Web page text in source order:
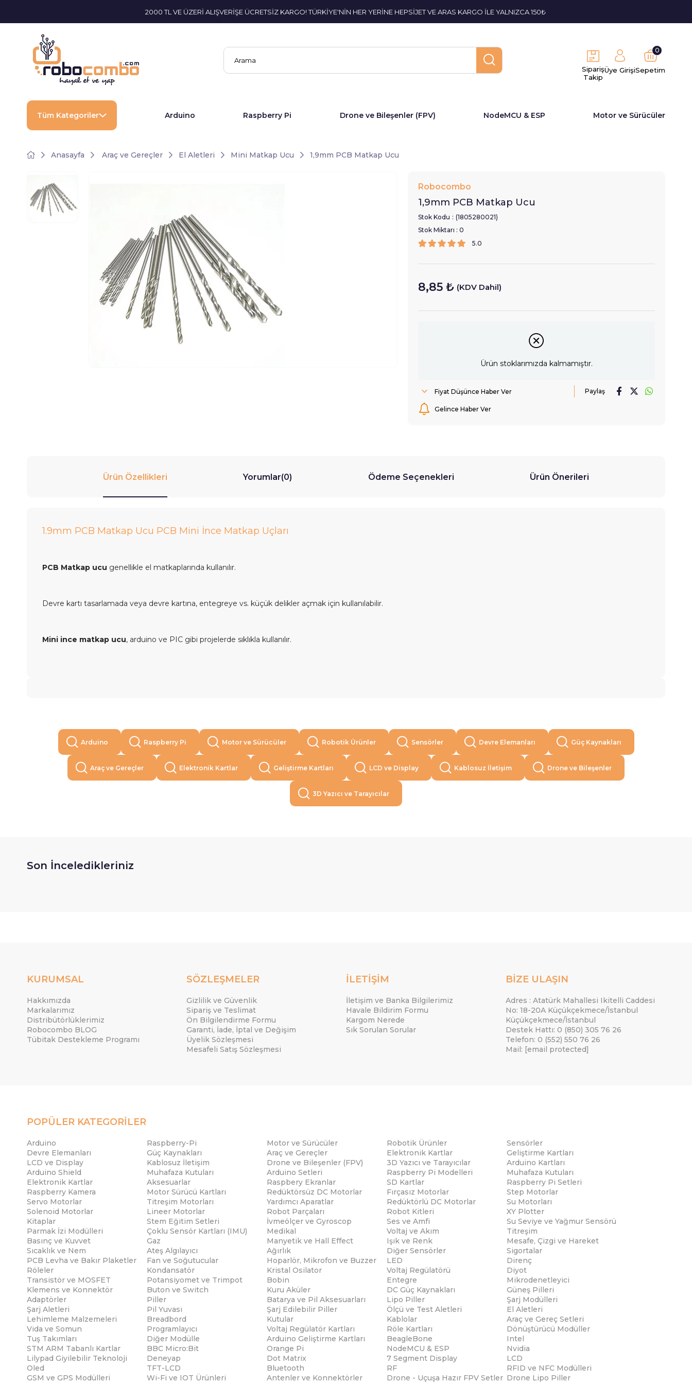
2000 TL VE ÜZERİ ALIŞVERİŞE ÜCRETSİZ KARGO! TÜRKİYE'NİN HER YERİNE HEPSİJET VE ARAS KARGO İLE YALNIZCA 150₺
Sipariş
Takip
Üye GirişiSepetim
0
Tüm Kategoriler Arduino Raspberry Pi Drone ve Bileşenler (FPV) NodeMCU & ESP Motor ve Sürücüler
Anasayfa Araç ve Gereçler El Aletleri Mini Matkap Ucu 1,9mm PCB Matkap Ucu
Robocombo
1,9mm PCB Matkap Ucu
Stok Kodu
(1805280021)
Stok Miktarı : 0
5.0
8,85 ₺ (KDV Dahil)
Ürün stoklarımızda kalmamıştır.
Fiyat Düşünce Haber Ver
Gelince Haber Ver
Paylaş
Ürün Özellikleri Yorumlar(0) Ödeme Seçenekleri Ürün Önerileri
1.9mm PCB Matkap Ucu PCB Mini İnce Matkap Uçları
PCB Matkap ucu genellikle el matkaplarında kullanılır.
Devre kartı tasarlamada veya devre kartına, entegreye vs. küçük delikler açmak için kullanılabilir.
Mini ince matkap ucu, arduino ve PIC gibi projelerde sıklıkla kullanılır.
Arduino Raspberry Pi Motor ve Sürücüler Robotik Ürünler Sensörler Devre Elemanları Güç Kaynakları
Araç ve Gereçler Elektronik Kartlar Geliştirme Kartları LCD ve Display Kablosuz İletişim Drone ve Bileşenler
3D Yazıcı ve Tarayıcılar
Son İnceledikleriniz
KURUMSAL
Hakkımızda
Markalarımız
Distribütörlüklerimiz
Robocombo BLOG
Tübitak Destekleme Programı
SÖZLEŞMELER
Gizlilik ve Güvenlik
Sipariş ve Teslimat
Ön Bilgilendirme Formu
Garanti, İade, İptal ve Değişim
Üyelik Sözleşmesi
Mesafeli Satış Sözleşmesi
İLETİŞİM
İletişim ve Banka Bilgilerimiz
Havale Bildirim Formu
Kargom Nerede
Sık Sorulan Sorular
BİZE ULAŞIN
Adres : Atatürk Mahallesi Ikitelli Caddesi
No: 18-20A Küçükçekmece/İstanbul
Küçükçekmece/İstanbul
Destek Hattı: 0 (850) 305 76 26
Telefon: 0 (552) 550 76 26
Mail: [email protected]
POPÜLER KATEGORİLER
Arduino Raspberry-Pi Motor ve Sürücüler Robotik Ürünler
Sensörler
Devre Elemanları
Güç Kaynakları Araç ve Gereçler Elektronik Kartlar
Geliştirme Kartları
LCD ve Display
Kablosuz İletişim Drone ve Bileşenler (FPV) 3D Yazıcı ve Tarayıcılar
Arduino Kartları
Arduino Shield
Muhafaza Kutuları Arduino Setleri Raspberry Pi Modelleri
Muhafaza Kutuları
Elektronik Kartlar
Aksesuarlar Raspbery Ekranlar SD Kartlar
Raspberry Pi Setleri
Raspberry Kamera
Motor Sürücü Kartları Redüktörsüz DC Motorlar Fırçasız Motorlar
Step Motorlar
Servo Motorlar
Titreşim Motorları Yardımcı Aparatlar Redüktörlü DC Motorlar
Su Motorları
Solenoid Motorlar
Lineer Motorlar Robot Parçaları Robot Kitleri
XY Plotter
Kitaplar
Stem Eğitim Setleri İvmeölçer ve Gyroscop Ses ve Amfi
Su Seviye ve Yağmur Sensörü
Parmak İzi Modülleri
Çoklu Sensör Kartları (IMU) Medikal Voltaj ve Akım
Titreşim
Basınç ve Kuvvet
Gaz Manyetik ve Hall Effect Işık ve Renk
Mesafe, Çizgi ve Hareket
Sıcaklık ve Nem
Ateş Algılayıcı Ağırlık Diğer Sensörler
Sigortalar
PCB Levha ve Bakır Plaketler
Fan ve Soğutucular Hoparlör, Mikrofon ve Buzzer LED
Direnç
Röleler
Kondansatör Kristal Osilator Voltaj Regülatörü
Diyot
Transistör ve MOSFET
Potansiyomet ve Trimpot Bobin Entegre
Mikrodenetleyici
Klemens ve Konnektör
Buton ve Switch Kuru Aküler DC Güç Kaynakları
Güneş Pilleri
Adaptörler
Piller Batarya ve Pil Aksesuarları Lipo Piller
Şarj Modülleri
Şarj Aletleri
Pil Yuvası Şarj Edilebilir Piller Ölçü ve Test Aletleri
El Aletleri
Lehimleme Malzemeleri
Breadbord Kutular Kablolar
Araç ve Gereç Setleri
Vida ve Somun
Programlayıcı Voltaj Regülatör Kartları Röle Kartları
Dönüştürücü Modüller
Tuş Takımları
Diğer Modülle Arduino Geliştirme Kartları BeagleBone
Intel
STM ARM Tabanlı Kartlar
BBC Micro:Bit Orange Pi NodeMCU & ESP
Nvidia
Lilypad Giyilebilir Teknoloji
Deneyap Dot Matrix 7 Segment Display
LCD
Oled
TFT-LCD Bluetooth RF
RFID ve NFC Modülleri
GSM ve GPS Modülleri
Wi-Fi ve IOT Ürünleri Antenler ve Konnektörler Drone - Uçuşa Hazır FPV Setler Drone Lipo Piller